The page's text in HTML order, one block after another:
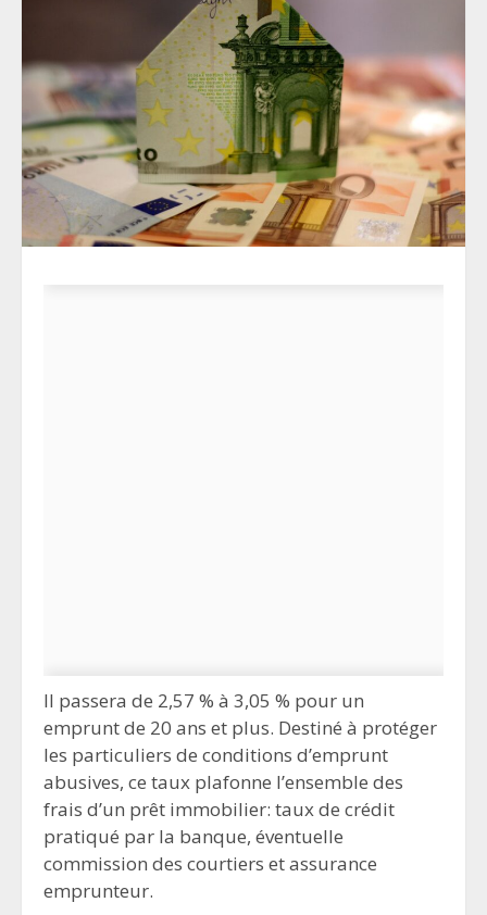
Il passera de 2,57 % à 3,05 % pour un
emprunt de 20 ans et plus. Destiné à protéger
les particuliers de conditions d’emprunt
abusives, ce taux plafonne l’ensemble des
frais d’un prêt immobilier: taux de crédit
pratiqué par la banque, éventuelle
commission des courtiers et assurance
emprunteur.